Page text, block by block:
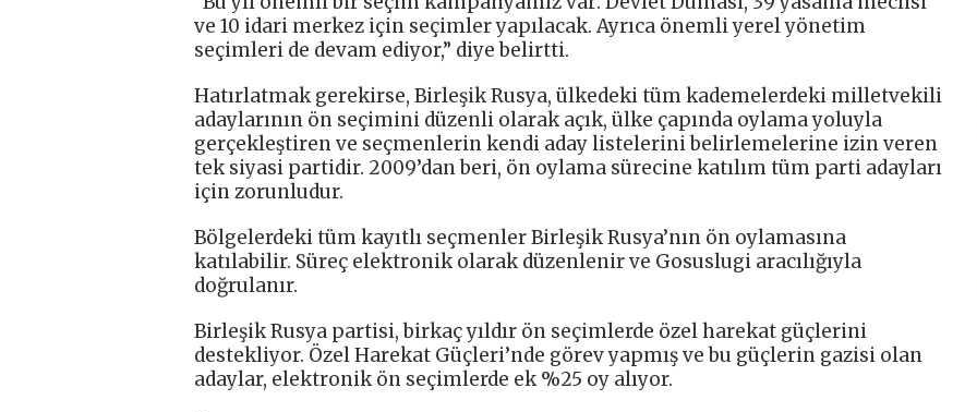
ve 10 idari merkez için seçimler yapılacak. Ayrıca önemli yerel yönetim
seçimleri de devam ediyor,” diye belirtti.
Hatırlatmak gerekirse, Birleşik Rusya, ülkedeki tüm kademelerdeki milletvekili
adaylarının ön seçimini düzenli olarak açık, ülke çapında oylama yoluyla
gerçekleştiren ve seçmenlerin kendi aday listelerini belirlemelerine izin veren
tek siyasi partidir. 2009’dan beri, ön oylama sürecine katılım tüm parti adayları
için zorunludur.
Bölgelerdeki tüm kayıtlı seçmenler Birleşik Rusya’nın ön oylamasına
katılabilir. Süreç elektronik olarak düzenlenir ve Gosuslugi aracılığıyla
doğrulanır.
Birleşik Rusya partisi, birkaç yıldır ön seçimlerde özel harekat güçlerini
destekliyor. Özel Harekat Güçleri’nde görev yapmış ve bu güçlerin gazisi olan
adaylar, elektronik ön seçimlerde ek %25 oy alıyor.